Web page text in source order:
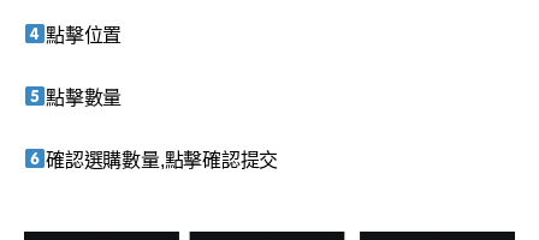
點擊位置
點擊數量
確認選購數量,點擊確認提交